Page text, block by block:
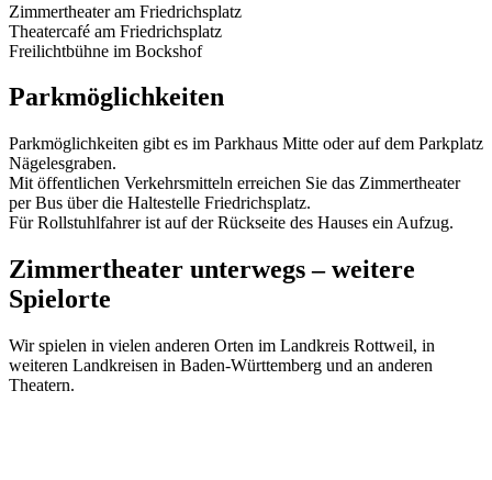
Zimmertheater am Friedrichsplatz
Theatercafé am Friedrichsplatz
Freilichtbühne im Bockshof
Parkmöglichkeiten
Parkmöglichkeiten gibt es im Parkhaus Mitte oder auf dem Parkplatz
Nägelesgraben.
Mit öffentlichen Verkehrsmitteln erreichen Sie das Zimmertheater
per Bus über die Haltestelle Friedrichsplatz.
Für Rollstuhlfahrer ist auf der Rückseite des Hauses ein Aufzug.
Zimmertheater unterwegs – weitere
Spielorte
Wir spielen in vielen anderen Orten im Landkreis Rottweil, in
weiteren Landkreisen in Baden-Württemberg und an anderen
Theatern.